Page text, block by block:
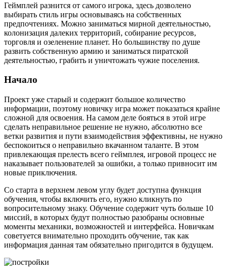
Геймплей разнится от самого игрока, здесь дозволено
выбирать стиль игры основываясь на собственных
предпочтениях. Можно заниматься мирной деятельностью,
колонизация далеких территорий, собирание ресурсов,
торговля и озеленение планет. Но большинству по душе
развить собственную армию и заниматься пиратской
деятельностью, грабить и уничтожать чужие поселения.
Начало
Проект уже старый и содержит большое количество
информации, поэтому новичку игра может показаться крайне
сложной для освоения. На самом деле бояться в этой игре
сделать неправильное решение не нужно, абсолютно все
ветки развития и пути взаимодействия эффективны, не нужно
беспокоиться о неправильно вкачанном таланте. В этом
привлекающая прелесть всего геймплея, игровой процесс не
наказывает пользователей за ошибки, а только привносит им
новые приключения.
Со старта в верхнем левом углу будет доступна функция
обучения, чтобы включить его, нужно кликнуть по
вопросительному знаку. Обучение содержит чуть больше 10
миссий, в которых будут полностью разобраны основные
моменты механики, возможностей и интерфейса. Новичкам
советуется внимательно проходить обучение, так как
информация данная там обязательно пригодится в будущем.